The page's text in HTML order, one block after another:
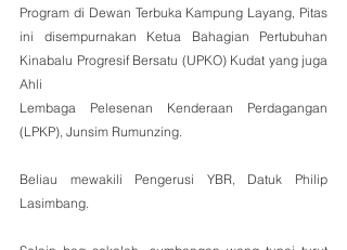
Program di Dewan Terbuka Kampung Layang, Pitas
ini disempurnakan Ketua Bahagian Pertubuhan
Kinabalu Progresif Bersatu (UPKO) Kudat yang juga
Ahli
Lembaga Pelesenan Kenderaan Perdagangan
(LPKP), Junsim Rumunzing.
Beliau mewakili Pengerusi YBR, Datuk Philip
Lasimbang.